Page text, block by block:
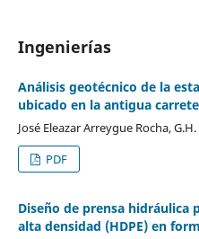
Ingenierías
Análisis geotécnico de la
ubicado en la antigua
José Eleazar Arreygue Rocha,
PDF
Diseño de prensa hidráulica
alta densidad (HDPE) en